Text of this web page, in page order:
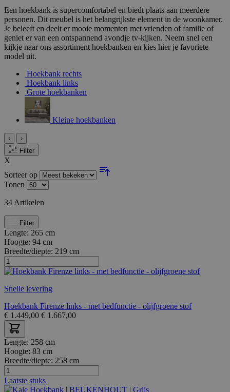
Een hoekbank is supercomfortabel en biedt plaats aan meerdere
personen. Dit meubel is het belangrijkste element in de woonkamer.
Je beleeft en deelt er mooie momenten met vrienden of familie of
geniet er van een ontspannend avondje tv-kijken. Neem snel een
kijkje naar ons assortiment hoekbanken en kies hier je favoriete
model uit.
Hoekbank rechts
Hoekbank links
Grote hoekbanken
Kleine hoekbanken
‹
›
Filter
X
Sorteer op
Tonen
34 Artikelen
Filter
Lengte: 265 cm
Hoogte: 94 cm
Breedte/diepte: 219 cm
Snelle levering
Hoekbank Firenze links - met bedfunctie - olijfgroene stof
€ 1.449,00 € 1.667,00
Lengte: 258 cm
Hoogte: 83 cm
Breedte/diepte: 258 cm
Laatste stuks